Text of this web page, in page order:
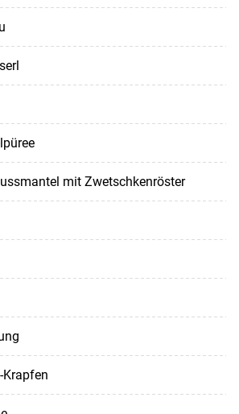
mit Zwetschkenröster
Krapfen